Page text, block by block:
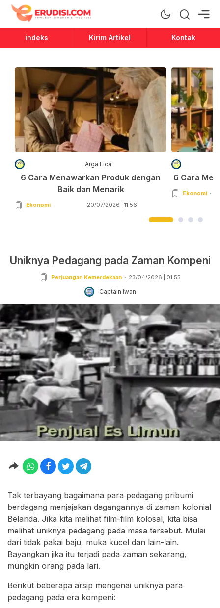
Erudisi
Temukan Jawaban dan Inspirasi
indeks Kirim Artikel Kontak
Arga Fica
6 Cara Menawarkan Produk dengan
Baik dan Menarik
Ekonomi 20/07/2026 | 11:56
6 Cara
Ekonomi
Uniknya Pedagang pada Zaman Kompeni
Perjuangan Kemerdekaan 23/04/2026 | 01:55
Captain Iwan
Tak terbayang bagaimana para pedagang pribumi
berdagang menjajakan dagangannya di zaman kolonial
Belanda. Jika kita melihat film-film kolosal, kita bisa
melihat uniknya pedagang pada masa tersebut. Mulai
dari tidak pakai baju, muka kucel dan lain-lain.
Bayangkan jika itu terjadi pada zaman sekarang,
mungkin orang pada lari.
Berikut beberapa arsip mengenai uniknya para
pedagang pada era kompeni: